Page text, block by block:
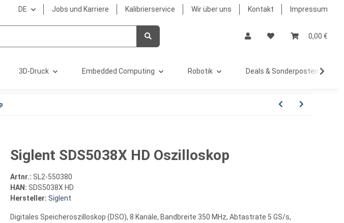
DE Jobs und Karriere Kalibrierservice Wir über uns Kontakt Impressum
0,00 €
3D-Druck Embedded Computing Robotik Deals & Sonderposten %
Siglent SDS5038X HD Oszilloskop
Artnr.: SL2-550380
HAN: SDS5038X HD
Hersteller: Siglent
Digitales Speicheroszilloskop (DSO), 8 Kanäle, Bandbreite 350 MHz, Abtastrate 5 GS/s,